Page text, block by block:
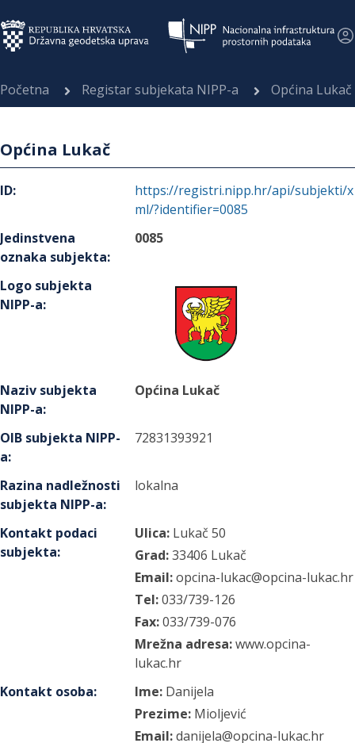
Početna Registar subjekata NIPP-a Općina Lukač
Općina Lukač
ID:
https://registri.nipp.hr/api/subjekti/x
ml/?identifier=0085
Jedinstvena
oznaka subjekta:
0085
Logo subjekta
NIPP-a:
Naziv subjekta
NIPP-a:
Općina Lukač
OIB subjekta NIPP-
a:
72831393921
Razina nadležnosti
subjekta NIPP-a:
lokalna
Kontakt podaci
subjekta:
Ulica: Lukač 50
Grad:33406 Lukač
Email:opcina-lukac@opcina-lukac.hr
Tel:033/739-126
Fax:033/739-076
Mrežna adresa:www.opcina-
lukac.hr
Kontakt osoba: Ime: Danijela
Prezime: Mioljević
Email:danijela@opcina-lukac.hr